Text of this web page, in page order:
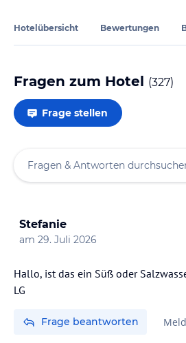
Hotelübersicht Bewertungen
Fragen zum Hotel (327)
Frage stellen
Stefanie
am 29. Juli 2026
Hallo, ist das ein Süß oder
Frage beantworten